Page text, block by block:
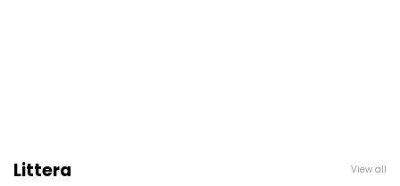
Littera View all